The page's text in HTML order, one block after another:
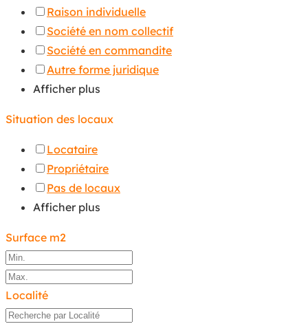
Raison individuelle
Société en nom collectif
Société en commandite
Autre forme juridique
Afficher plus
Situation des locaux
Locataire
Propriétaire
Pas de locaux
Afficher plus
Surface m2
Localité